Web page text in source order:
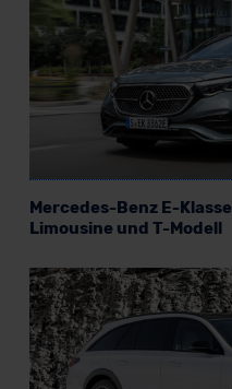
Mercedes-Benz E-
Limousine und T-Modell